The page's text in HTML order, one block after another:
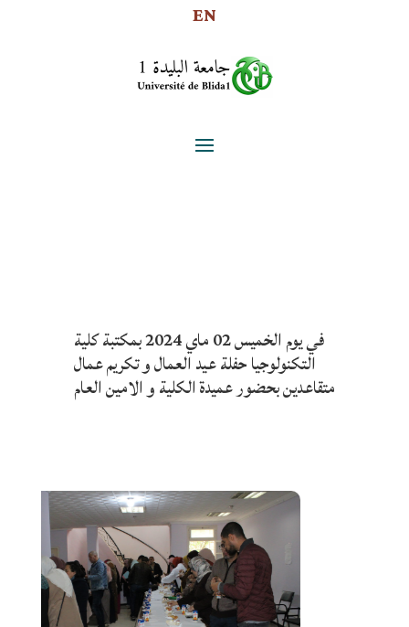
EN
في يوم الخميس 02 ماي 2024 بمكتبة كلية
التكنولوجيا حفلة عيد العمال و تكريم عمال
متقاعدين بحضور عميدة الكلية و الامين العام